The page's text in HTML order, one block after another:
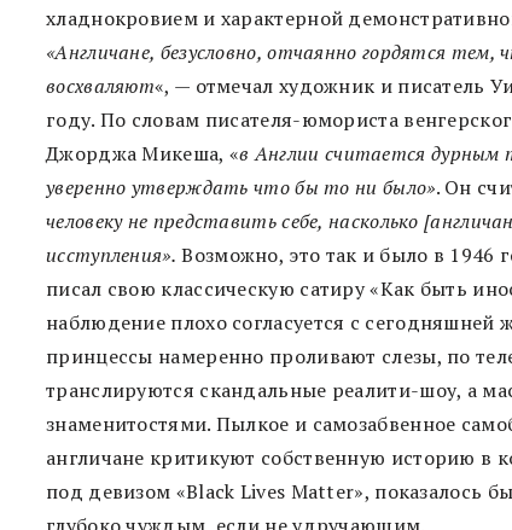
хладнокровием и характерной
«Англичане, безусловно, отчаянно гордятся тем,
восхваляют«, — отмечал художник и писатель
году. По словам писателя-юмориста
Джорджа Микеша, «в Англии считается
уверенно утверждать что бы то ни было». Он
человеку не представить себе, насколько
исступления». Возможно, это так и было в 1946
писал свою классическую сатиру «Как быть
наблюдение плохо согласуется с сегодняшней
принцессы намеренно проливают слезы, по
транслируются скандальные реалити-шоу, а
знаменитостями. Пылкое и самозабвенное
англичане критикуют собственную историю в
под девизом «Black Lives Matter», показалось